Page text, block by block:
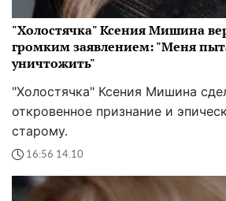
"Холостячка" Ксения Мишина
громким заявлением: "Меня
уничтожить"
"Холостячка" Ксения Мишина
откровенное признание и
старому.
16:56 14.10